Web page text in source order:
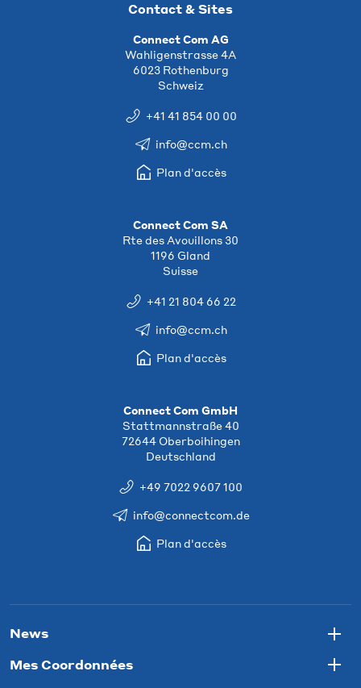
Contact & Sites
Connect Com AG
Wahligenstrasse 4A
6023 Rothenburg
Schweiz
+41 41 854 00 00
info@ccm.ch
Plan d'accès
Connect Com SA
Rte des Avouillons 30
1196 Gland
Suisse
+41 21 804 66 22
info@ccm.ch
Plan d'accès
Connect Com GmbH
Stattmannstraße 40
72644 Oberboihingen
Deutschland
+49 7022 9607 100
info@connectcom.de
Plan d'accès
News
Mes Coordonnées